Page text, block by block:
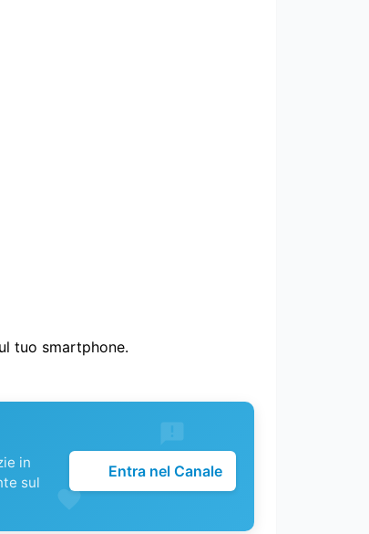
tuo smartphone.
in
sul
Entra nel Canale